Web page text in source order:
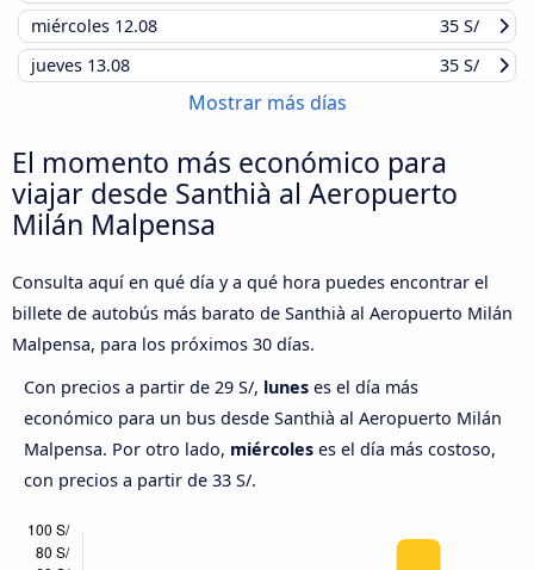
miércoles 12.08
35 S/
jueves 13.08 35 S/
Mostrar más días
El momento más económico para
viajar desde Santhià al Aeropuerto
Milán Malpensa
Consulta aquí en qué día y a qué hora puedes encontrar el
billete de autobús más barato de Santhià al Aeropuerto Milán
Malpensa, para los próximos 30 días.
Con precios a partir de 29 S/, lunes es el día más
económico para un bus desde Santhià al Aeropuerto Milán
Malpensa. Por otro lado, miércoles es el día más costoso,
con precios a partir de 33 S/.